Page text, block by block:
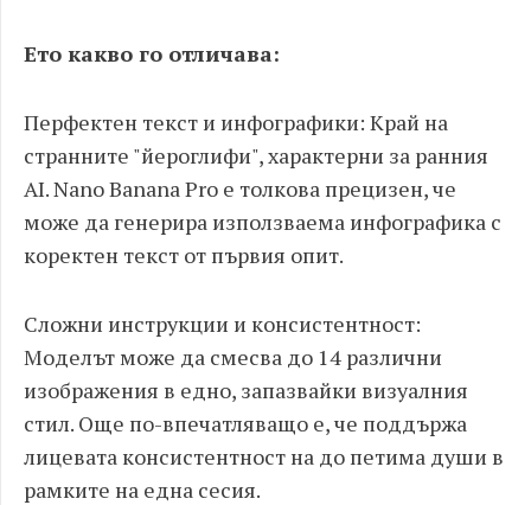
Ето какво го отличава:
Перфектен текст и инфографики: Край на
странните "йероглифи", характерни за ранния
AI. Nano Banana Pro е толкова прецизен, че
може да генерира използваема инфографика с
коректен текст от първия опит.
Сложни инструкции и консистентност:
Моделът може да смесва до 14 различни
изображения в едно, запазвайки визуалния
стил. Още по-впечатляващо е, че поддържа
лицевата консистентност на до петима души в
рамките на една сесия.